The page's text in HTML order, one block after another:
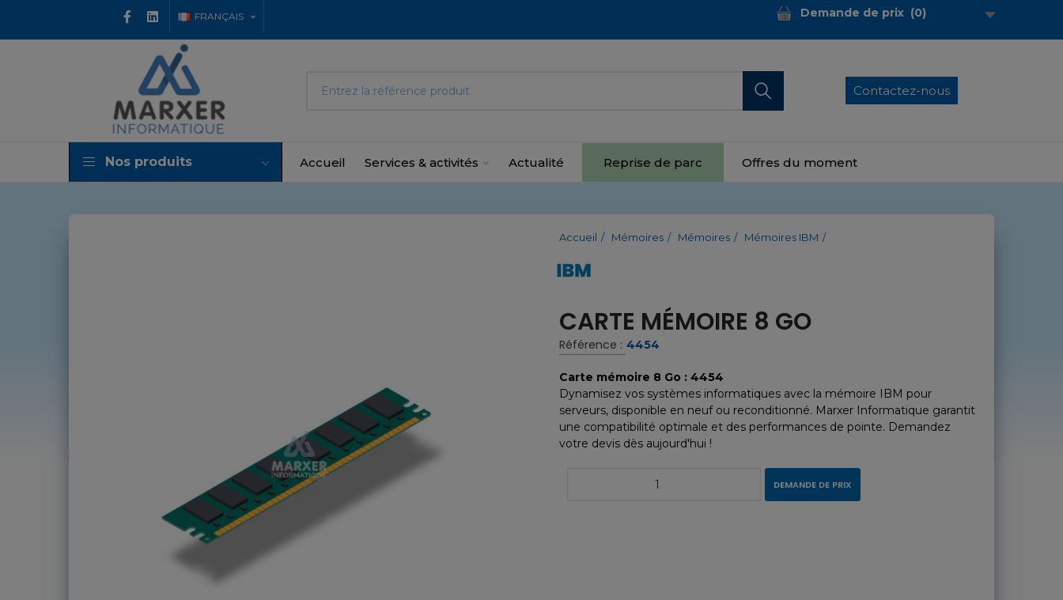
Demande de prix (0)
FRANÇAIS
Contactez-nous
Nos produits Accueil Services & activités Actualité Reprise de parc Offres du moment
Accueil Mémoires Mémoires Mémoires IBM
CARTE MÉMOIRE 8 GO
Référence : 4454
Carte mémoire 8 Go : 4454
Dynamisez vos systèmes informatiques avec la mémoire IBM pour
serveurs, disponible en neuf ou reconditionné. Marxer Informatique garantit
une compatibilité optimale et des performances de pointe. Demandez
votre devis dès aujourd'hui !
DEMANDE DE PRIX